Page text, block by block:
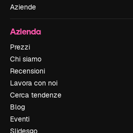
Aziende
Azienda
Prezzi
Chi siamo
Recensioni
Lavora con noi
Cerca tendenze
Blog
Eventi
Slidesgo